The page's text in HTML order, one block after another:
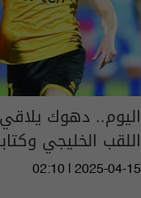
اليوم.. دهوك
اللقب الخليجي
02:10 | 2025-04-15